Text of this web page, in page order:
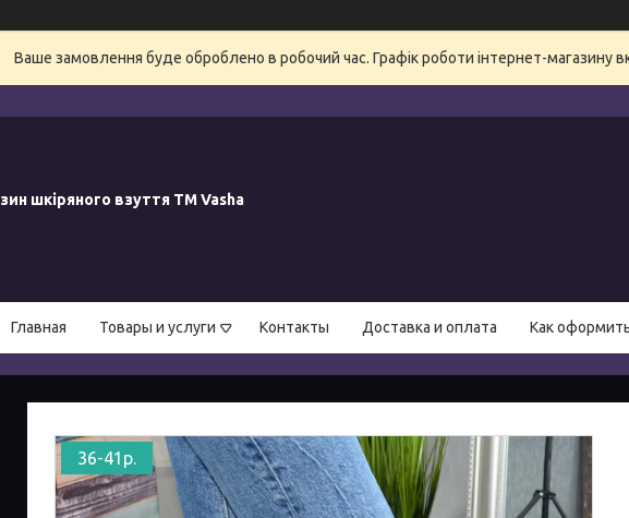
Ваше замовлення буде оброблено в робочий час. Графік роботи інтернет-магазину
шкіряного взуття ТМ Vasha
Главная Товары и услуги Контакты Доставка и оплата Как
36-41р.